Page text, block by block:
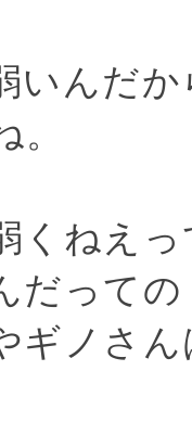
いんだ
くねえ
だっての
ギノさん